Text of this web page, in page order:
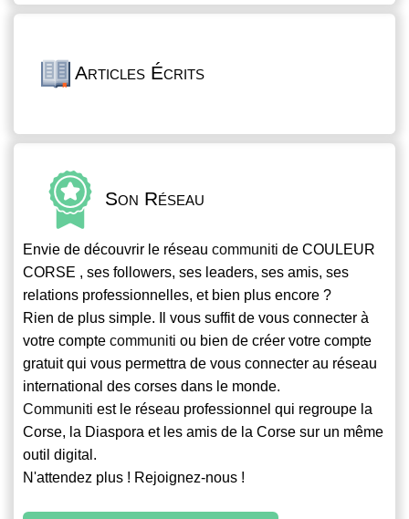
Articles Écrits
Son Réseau
Envie de découvrir le réseau communiti de COULEUR
CORSE , ses followers, ses leaders, ses amis, ses
relations professionnelles, et bien plus encore ?
Rien de plus simple. Il vous suffit de vous connecter à
votre compte communiti ou bien de créer votre compte
gratuit qui vous permettra de vous connecter au réseau
international des corses dans le monde.
Communiti est le réseau professionnel qui regroupe la
Corse, la Diaspora et les amis de la Corse sur un même
outil digital.
N'attendez plus ! Rejoignez-nous !